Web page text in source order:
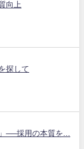
向上
探して
──採用の本質を...